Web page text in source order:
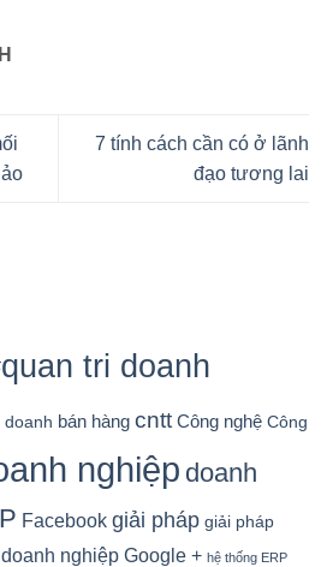
7 tính cách cần có ở lãnh
đạo tương lai
tri doanh
doanh bán hàng cntt Công nghệ Công
nghiệp doanh
Facebook giải pháp giải pháp
nghiệp Google + hệ thống ERP